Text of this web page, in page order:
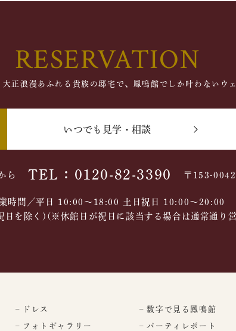
RESERVATION
大正浪漫あふれる貴族の邸宅で、鳳鳴館でしか叶わないウ
いつでも見学・相談
ら TEL：0120-82-3390 〒153-
時間／平日 10:00～18:00 土日祝日 10:00〜20:00
日を除く)(※休館日が祝日に該当する場合は通常通り
– ドレス
– フォトギャラリー
– 数字で見る鳳鳴館
– パーティレポート